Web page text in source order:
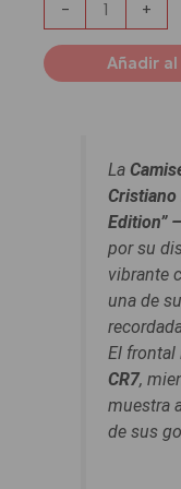
- +
Añadir
La
Cristiano
Edition”
por su
vibrante
una de
El frontal
CR7,
muestra
de sus